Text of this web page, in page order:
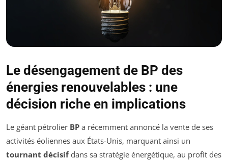
Le désengagement de BP des
énergies renouvelables : une
décision riche en implications
Le géant pétrolier BP a récemment annoncé la vente de ses
activités éoliennes aux États-Unis, marquant ainsi un
tournant décisifdans sa stratégie énergétique, au profit des